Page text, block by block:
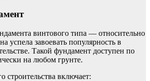
винтового типа — относительно
успела завоевать популярность в
Такой фундамент доступен по
на любом грунте.
строительства включает: